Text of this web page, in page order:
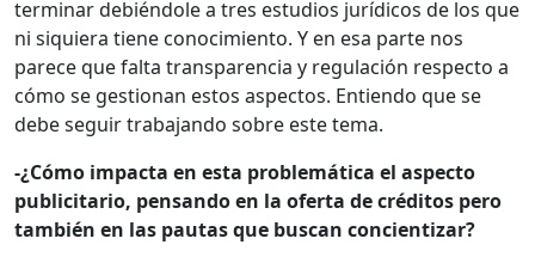
terminar debiéndole a tres estudios jurídicos de los que
ni siquiera tiene conocimiento. Y en esa parte nos
parece que falta transparencia y regulación respecto a
cómo se gestionan estos aspectos. Entiendo que se
debe seguir trabajando sobre este tema.
-¿Cómo impacta en esta problemática el aspecto
publicitario, pensando en la oferta de créditos pero
también en las pautas que buscan concientizar?